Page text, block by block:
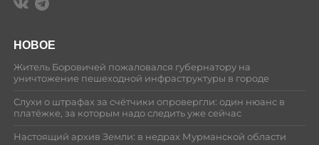
НОВОЕ
Житель Боровичей пожаловался губернатору на
уничтожение пешеходной инфраструктуры в городе
Слухи о штрафах за счётчики опровергли: один нюанс в
платёжке, за которым надо следить уже сейчас
Настоящий архив Земли: в недрах Мурманской области